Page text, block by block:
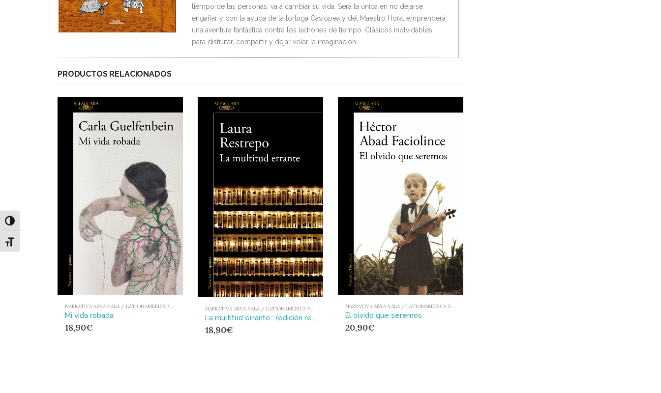
Alternar alto contraste
Alternar tamaño de letra
tiempo de las personas, va a cambiar su vida. Será la única en no dejarse
engañar y con la ayuda de la tortuga Casiopea y del Maestro Hora, emprenderá
una aventura fantástica contra los ladrones de tiempo. Clásicos inolvidables
para disfrutar, compartir y dejar volar la imaginación.
PRODUCTOS RELACIONADOS
NARRATIVA ABYA YALA / LATIONAMÉRICA Y EL CARIBE
Mi vida robada
18,90€
NARRATIVA ABYA YALA / LATIONAMÉRICA Y EL CARIBE
La multitud errante : (edición revisada por la autora)
18,90€
NARRATIVA ABYA YALA / LATIONAMÉRICA Y EL CARIBE
El olvido que seremos
20,90€